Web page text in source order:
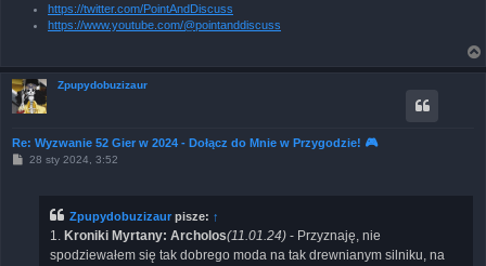
https://twitter.com/PointAndDiscuss
https://www.youtube.com/@pointanddiscuss
Zpupydobuzizaur
Re: Wyzwanie 52 Gier w 2024 - Dołącz do Mnie w Przygodzie! 🎮
P28 sty 2024, 3:52
Zpupydobuzizaur pisze: ↑
1. Kroniki Myrtany: Archolos(11.01.24) - Przyznaję, nie
spodziewałem się tak dobrego moda na tak drewnianym silniku, na